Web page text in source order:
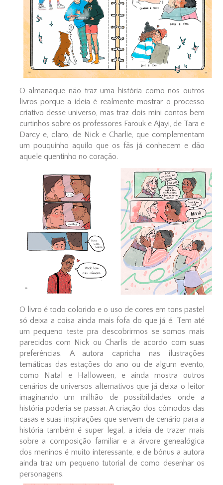
O almanaque não traz uma história como nos outros
livros porque a ideia é realmente mostrar o processo
criativo desse universo, mas traz dois mini contos bem
curtinhos sobre os professores Farouk e Ajayi, de Tara e
Darcy e, claro, de Nick e Charlie, que complementam
um pouquinho aquilo que os fãs já conhecem e dão
aquele quentinho no coração.
O livro é todo colorido e o uso de cores em tons pastel
só deixa a coisa ainda mais fofa do que já é. Tem até
um pequeno teste pra descobrirmos se somos mais
parecidos com Nick ou Charlis de acordo com suas
preferências. A autora capricha nas ilustrações
temáticas das estações do ano ou de algum evento,
como Natal e Halloween, e ainda mostra outros
cenários de universos alternativos que já deixa o leitor
imaginando um milhão de possibilidades onde a
história poderia se passar. A criação dos cômodos das
casas e suas inspirações que servem de cenário para a
história também é super legal, a ideia de trazer mais
sobre a composição familiar e a árvore genealógica
dos meninos é muito interessante, e de bônus a autora
ainda traz um pequeno tutorial de como desenhar os
personagens.